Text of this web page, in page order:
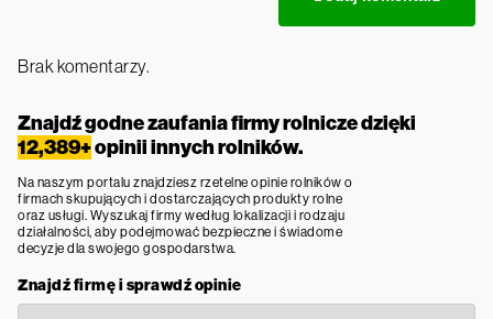
Brak komentarzy.
Znajdź godne zaufania firmy rolnicze dzięki
12,389+opinii innych rolników.
Na naszym portalu znajdziesz rzetelne opinie rolników o
firmach skupujących i dostarczających produkty rolne
oraz usługi. Wyszukaj firmy według lokalizacji i rodzaju
działalności, aby podejmować bezpieczne i świadome
decyzje dla swojego gospodarstwa.
Znajdź firmę i sprawdź opinie